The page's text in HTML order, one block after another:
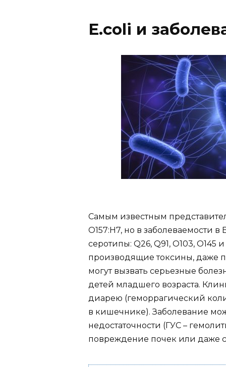
E.coli и
Самым известным
O157:H7, но в заболеваемости
серотипы: Q26, Q91, O103, O145
производящие токсины, даже
могут вызвать серьезные
детей младшего возраста.
диарею (геморрагический
в кишечнике). Заболевание
недостаточности (ГУС –
повреждение почек или даже